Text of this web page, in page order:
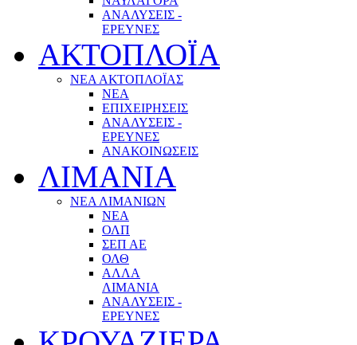
ΑΝΑΛΥΣΕΙΣ -
ΕΡΕΥΝΕΣ
ΑΚΤΟΠΛΟΪΑ
ΝΕΑ ΑΚΤΟΠΛΟΪΑΣ
ΝΕΑ
ΕΠΙΧΕΙΡΗΣΕΙΣ
ΑΝΑΛΥΣΕΙΣ -
ΕΡΕΥΝΕΣ
ΑΝΑΚΟΙΝΩΣΕΙΣ
ΛΙΜΑΝΙΑ
ΝΕΑ ΛΙΜΑΝΙΩΝ
ΝΕΑ
ΟΛΠ
ΣΕΠ ΑΕ
ΟΛΘ
ΑΛΛΑ
ΛΙΜΑΝΙΑ
ΑΝΑΛΥΣΕΙΣ -
ΕΡΕΥΝΕΣ